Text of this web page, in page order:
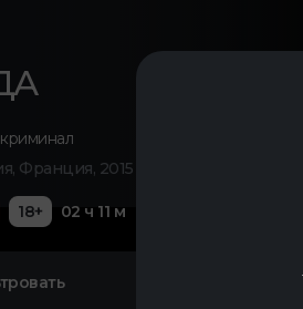
Франция, 2015
18+ 02 ч 11 м